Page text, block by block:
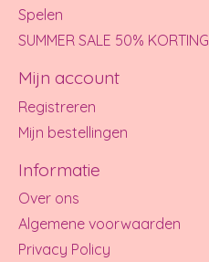
Spelen
SUMMER SALE 50% KORTING
Mijn account
Registreren
Mijn bestellingen
Informatie
Over ons
Algemene voorwaarden
Privacy Policy